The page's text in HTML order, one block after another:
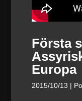
Första
Europa
2015/10/13 |